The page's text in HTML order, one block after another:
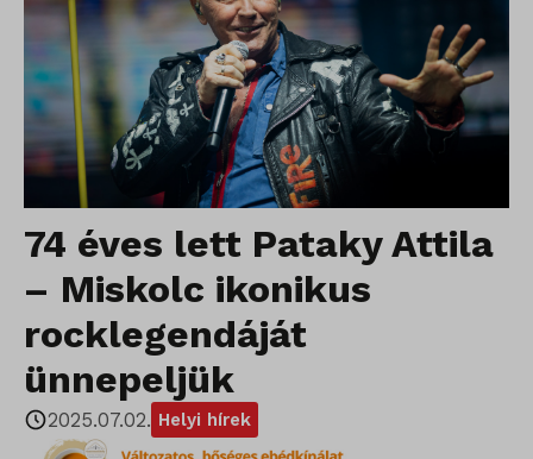
74 éves lett Pataky Attila
– Miskolc ikonikus
rocklegendáját
ünnepeljük
2025.07.02. Helyi hírek